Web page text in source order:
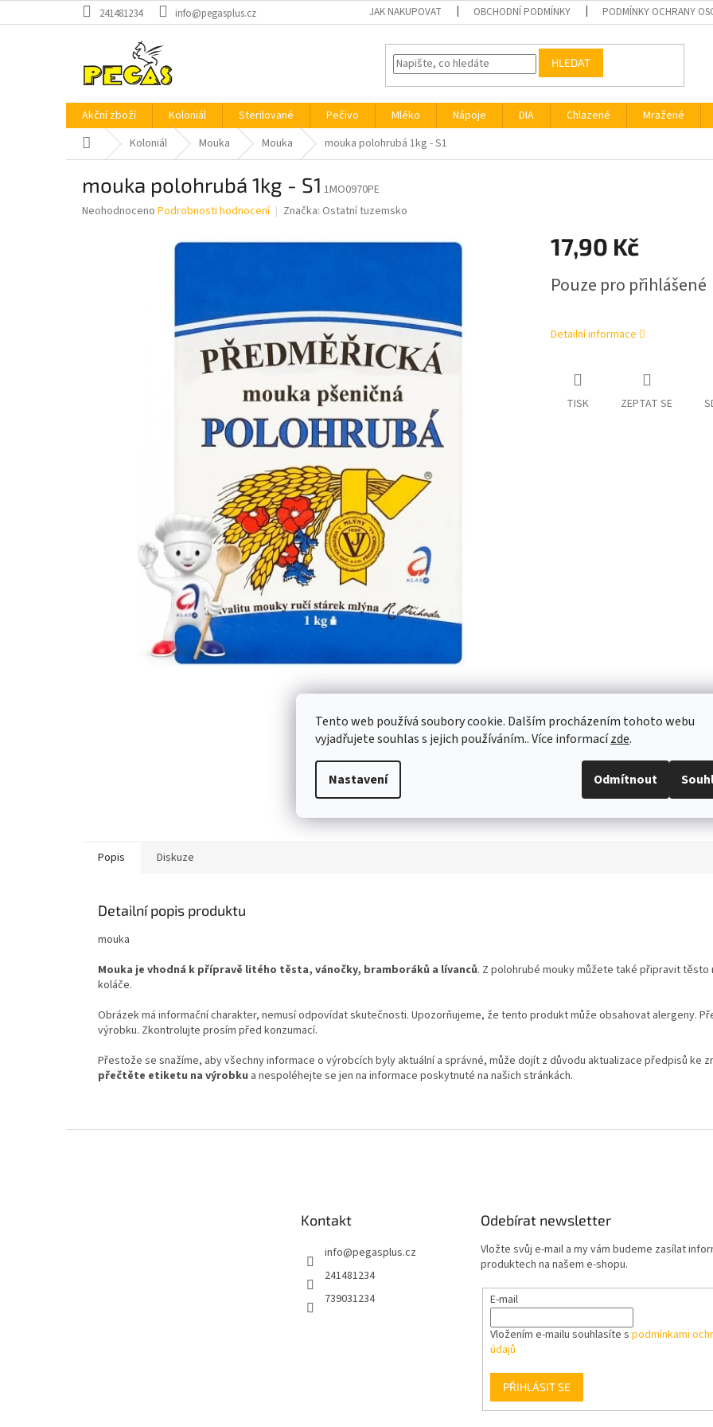
Tento web používá soubory cookie. Dalším procházením tohoto webu
vyjadřujete souhlas s jejich používáním.. Více informacízde.
Nastavení Odmítnout
na
241481234 info@pegasplus.cz JAK NAKUPOVAT OBCHODNÍ PODMÍNKY PODMÍNKY OCHRANY
HLEDAT
Akční zboží Koloniál Sterilované Pečivo Mléko Nápoje DIA Chlazené Mražené
Domů Koloniál Mouka Mouka mouka polohrubá 1kg - S1
mouka polohrubá 1kg - S1 1MO0970PE
Průměrné
Neohodnoceno Podrobnosti hodnocení Značka: Ostatní tuzemsko
17,90 Kč
cena:
Pouze pro přihlášené
Detailní informace
TISK ZEPTAT SE
Popis Diskuze
Detailní popis produktu
mouka
Mouka je vhodná k přípravě litého těsta, vánočky, bramboráků a lívanců. Z polohrubé mouky můžete také připravit
koláče.
Obrázek má informační charakter, nemusí odpovídat skutečnosti. Upozorňujeme, že tento produkt může obsahovat alergeny.
výrobku. Zkontrolujte prosím před konzumací.
Přestože se snažíme, aby všechny informace o výrobcích byly aktuální a správné, může dojít z důvodu aktualizace předpisů ke
přečtěte etiketu na výrobku a nespoléhejte se jen na informace poskytnuté na našich stránkách.
Kontakt
info@pegasplus.cz
241481234
739031234
Odebírat newsletter
Vložte svůj e-mail a my vám budeme zasílat
produktech na našem e-shopu.
E-mail
Vložením e-mailu souhlasíte s podmínkami
údajů
PŘIHLÁSIT SE